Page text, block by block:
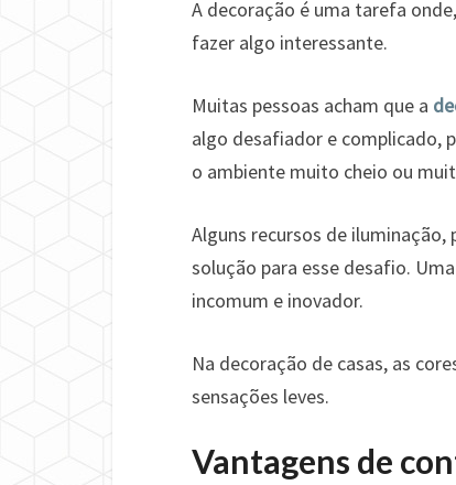
A decoração é uma tarefa
fazer algo interessante.
Muitas pessoas acham que a
algo desafiador e complicado,
o ambiente muito cheio ou
Alguns recursos de
solução para esse desafio.
incomum e inovador.
Na decoração de casas, as
sensações leves.
Vantagens de